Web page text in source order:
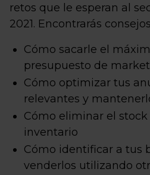
retos que le esperan al
2021. Encontrarás
Cómo sacarle el
presupuesto de
Cómo optimizar tus
relevantes y
Cómo eliminar el
inventario
Cómo identificar a tus
venderlos utilizando